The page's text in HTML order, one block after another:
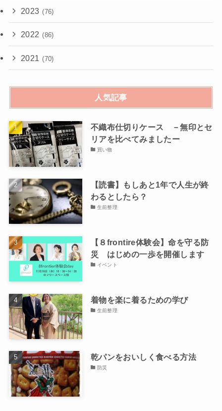
2023 (76)
2022 (86)
2021 (70)
人気記事
不織布仕切りケース －無印とセ
リアを比べてみましたー
買い物
【読書】もしあと1年で人生が終
わるとしたら？
生前整理
【８frontire体験会】命を守る防
災 はじめの一歩を開催します
イベント
着物を楽に着るための学び
生前整理
乾パンをおいしく食べる方法
防災